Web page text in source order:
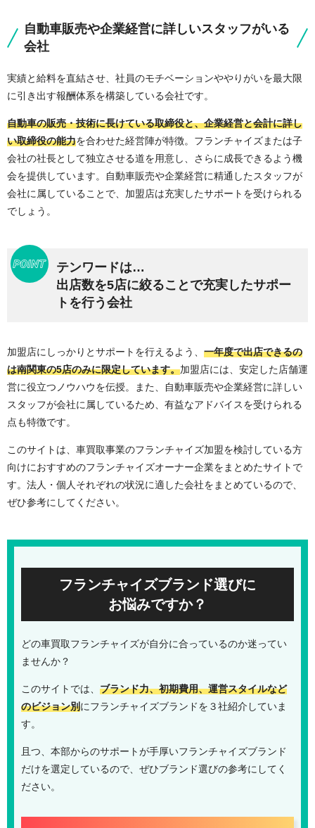
自動車販売や企業経営に詳しいスタッフがいる
会社
実績と給料を直結させ、社員のモチベーションややりがいを最大限
に引き出す報酬体系を構築している会社です。
自動車の販売・技術に長けている取締役と、企業経営と会計に詳し
い取締役の能力を合わせた経営陣が特徴。フランチャイズまたは子
会社の社長として独立させる道を用意し、さらに成長できるよう機
会を提供しています。自動車販売や企業経営に精通したスタッフが
会社に属していることで、加盟店は充実したサポートを受けられる
でしょう。
テンワードは…
出店数を5店に絞ることで充実したサポー
トを行う会社
加盟店にしっかりとサポートを行えるよう、 一年度で出店できるの
は南関東の5店のみに限定しています。加盟店には、安定した店舗運
営に役立つノウハウを伝授。また、自動車販売や企業経営に詳しい
スタッフが会社に属しているため、有益なアドバイスを受けられる
点も特徴です。
このサイトは、車買取事業のフランチャイズ加盟を検討している方
向けにおすすめのフランチャイズオーナー企業をまとめたサイトで
す。法人・個人それぞれの状況に適した会社をまとめているので、
ぜひ参考にしてください。
フランチャイズブランド選びに
お悩みですか？
どの車買取フランチャイズが自分に合っているのか迷ってい
ませんか？
このサイトでは、 ブランド力、初期費用、運営スタイルなど
のビジョン別にフランチャイズブランドを３社紹介していま
す。
且つ、本部からのサポートが手厚いフランチャイズブランド
だけを選定しているので、ぜひブランド選びの参考にしてく
ださい。